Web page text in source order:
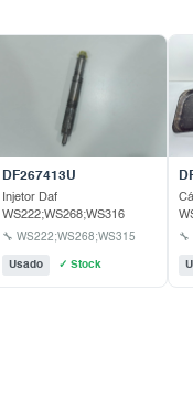
DF267413U
Injetor Daf
WS222;WS268;WS316
🔧 WS222;WS268;WS315
Usado ✓ Stock
🔧